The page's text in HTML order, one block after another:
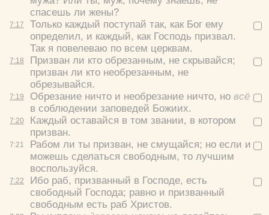
7:17
7:18
7:19
7:20
7:21
7:22
спасешь ли жены?
Только каждый поступай так, как Бог ему
определил, и каждый, как Господь призвал.
Так я повелеваю по всем церквам.
Призван ли кто обрезанным, не скрывайся;
призван ли кто необрезанным, не
обрезывайся.
Обрезание ничто и необрезание ничто, но всё
в соблюдении заповедей Божиих.
Каждый оставайся в том звании, в котором
призван.
Рабом ли ты призван, не смущайся; но если и
можешь сделаться свободным, то лучшим
воспользуйся.
Ибо раб, призванный в Господе, есть
свободный Господа; равно и призванный
свободным есть раб Христов.